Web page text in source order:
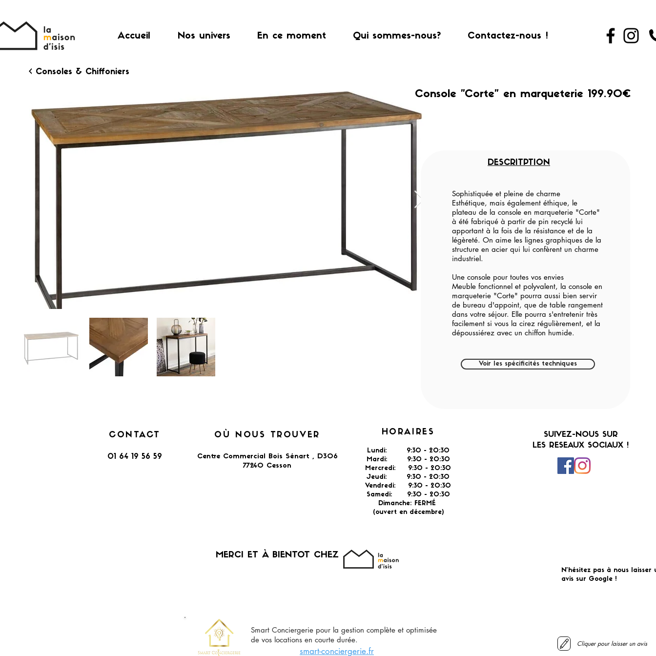
Accueil Nos univers En ce moment Qui sommes-nous? Contactez-nous !
< Consoles & Chiffoniers
Console "Corte" en marqueterie 199.90€
DESCRITPTION
Sophistiquée et pleine de charme
Esthétique, mais également éthique, le
plateau de la console en marqueterie "Corte"
à été fabriqué à partir de pin recyclé lui
apportant à la fois de la résistance et de la
légèreté. On aime les lignes graphiques de la
structure en acier qui lui confèrent un charme
industriel.
Une console pour toutes vos envies
Meuble fonctionnel et polyvalent, la console en
marqueterie "Corte" pourra aussi bien servir
de bureau d'appoint, que de table rangement
dans votre séjour. Elle pourra s'entretenir très
facilement si vous la cirez régulièrement, et la
dépoussiérez avec un chiffon humide.
Voir les spécificités techniques
CONTACT
01 64 19 56 59
OÙ NOUS TROUVER
Centre Commercial Bois Sénart , D306
77240 Cesson​
HORAIRES
Lundi: 9:30 - 20:30
Mardi: 9:30 - 20:30
Mercredi: 9:30 - 20:30
Jeudi: 9:30 - 20:30
Vendredi: 9:30 - 20:30
Samedi: 9:30 - 20:30
Dimanche: FERMÉ
(ouvert en décembre)
​MERCI ET À BIENTOT CHEZ
Smart Conciergerie pour la gestion complète et optimisée
de vos locations en courte durée.
smart-conciergerie.fr
SUIVEZ-NOUS SUR
LES RESEAUX SOCIAUX !
N'hésitez pas à nous laisser
avis sur Google !
Cliquer pour laisser un avis